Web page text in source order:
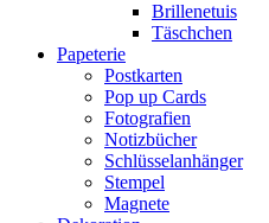
Brillenetuis
Täschchen
Papeterie
Postkarten
Pop up Cards
Fotografien
Notizbücher
Schlüsselanhänger
Stempel
Magnete